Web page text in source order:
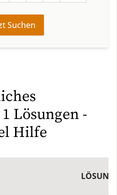
Suchen
Lösungen -
Hilfe
LÖSUNG